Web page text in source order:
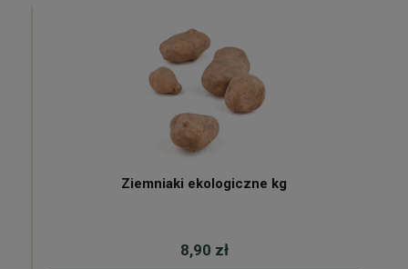
Ziemniaki ekologiczne kg
8,90 zł